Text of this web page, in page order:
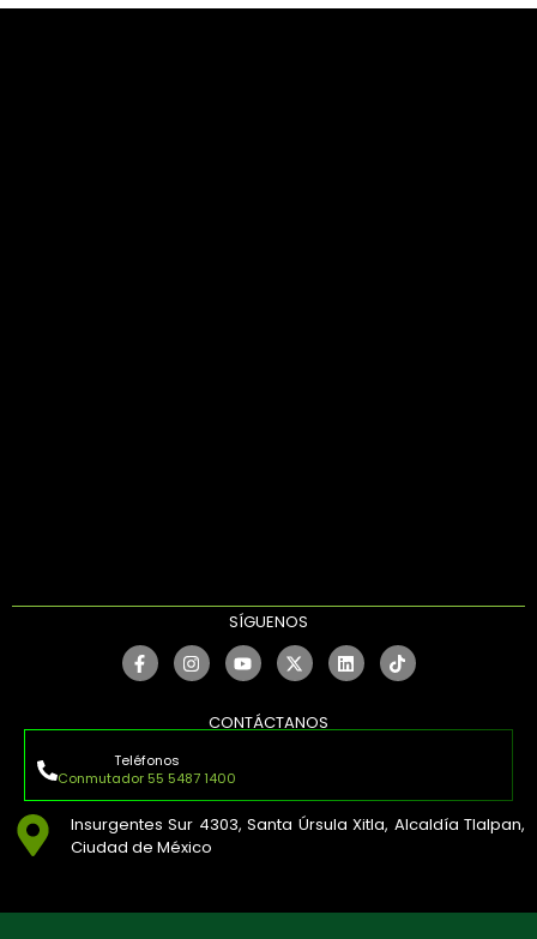
SÍGUENOS
CONTÁCTANOS
Teléfonos
Conmutador 55 5487 1400
Insurgentes Sur 4303, Santa Úrsula Xitla, Alcaldía Tlalpan,
Ciudad de México